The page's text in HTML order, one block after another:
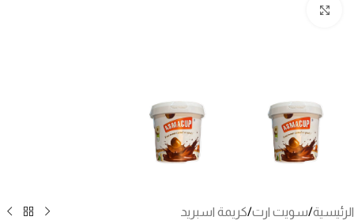
الرئيسية/سويت ارت/كريمة اسبريد